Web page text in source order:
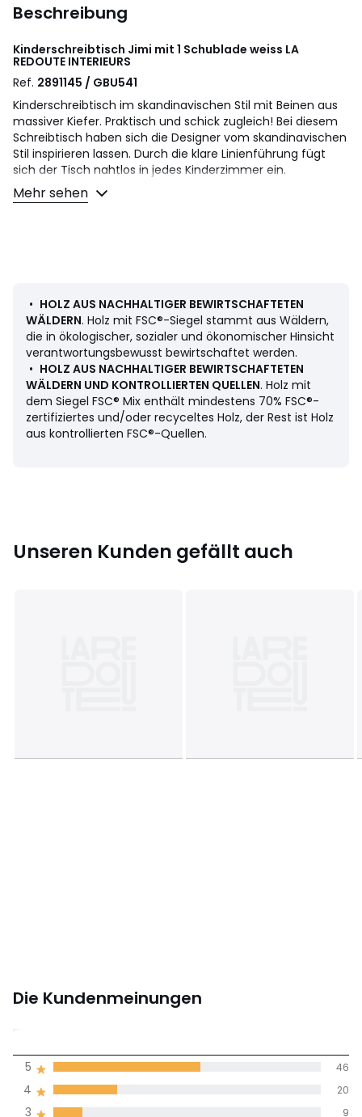
Beschreibung
Kinderschreibtisch Jimi mit 1 Schublade weiss LA
REDOUTE INTERIEURS
Ref. 2891145 / GBU541
Kinderschreibtisch im skandinavischen Stil mit Beinen aus
massiver Kiefer. Praktisch und schick zugleich! Bei diesem
Schreibtisch haben sich die Designer vom skandinavischen
Stil inspirieren lassen. Durch die klare Linienführung fügt
sich der Tisch nahtlos in jedes Kinderzimmer ein.
Beschreibung
• 1 Schublade
• Holz mit FSC® Mix-Siegel
• Lackierung auf Wasserbasis
Masse
Gesamtmasse:
• Länge: 106 cm
• Höhe: 73 cm
• Tiefe: 50 cm
Innenmasse
Herkunftsland : Neuseeland, Kiefer (Pinus Radiata)
Mehr sehen
• HOLZ AUS NACHHALTIGER BEWIRTSCHAFTETEN
WÄLDERN. Holz mit FSC®-Siegel stammt aus Wäldern,
die in ökologischer, sozialer und ökonomischer Hinsicht
verantwortungsbewusst bewirtschaftet werden.
• HOLZ AUS NACHHALTIGER BEWIRTSCHAFTETEN
WÄLDERN UND KONTROLLIERTEN QUELLEN. Holz mit
dem Siegel FSC® Mix enthält mindestens 70% FSC®-
zertifiziertes und/oder recyceltes Holz, der Rest ist Holz
aus kontrollierten FSC®-Quellen.
Unseren Kunden gefällt auch
Die Kundenmeinungen
4,2
3 9
4 20
5 46